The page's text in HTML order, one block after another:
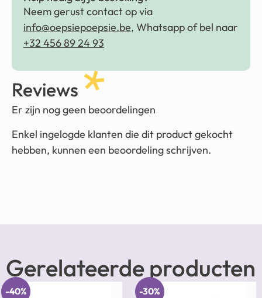
Neem gerust contact op via
info@oepsiepoepsie.be, Whatsapp of bel naar
+32 456 89 24 93
Reviews
Er zijn nog geen beoordelingen
Enkel ingelogde klanten die dit product gekocht
hebben, kunnen een beoordeling schrijven.
Gerelateerde producten
-40% -30%